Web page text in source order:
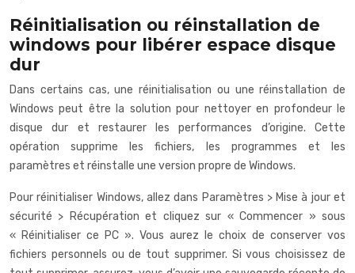
Réinitialisation ou réinstallation de
windows pour libérer espace disque
dur
Dans certains cas, une réinitialisation ou une réinstallation de
Windows peut être la solution pour nettoyer en profondeur le
disque dur et restaurer les performances d’origine. Cette
opération supprime les fichiers, les programmes et les
paramètres et réinstalle une version propre de Windows.
Pour réinitialiser Windows, allez dans Paramètres > Mise à jour et
sécurité > Récupération et cliquez sur « Commencer » sous
« Réinitialiser ce PC ». Vous aurez le choix de conserver vos
fichiers personnels ou de tout supprimer. Si vous choisissez de